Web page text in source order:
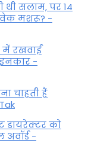
थी सलाम, पर 14
मशरू? -
में रखवाईं
-
चाहती हैं
डायरेक्टर को
-